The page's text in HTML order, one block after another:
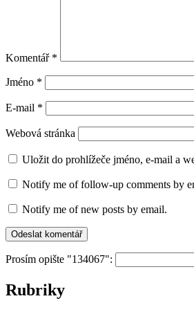
Komentář *
Jméno *
E-mail *
Webová stránka
Uložit do prohlížeče jméno, e-mail a
Notify me of follow-up comments by
Notify me of new posts by email.
Prosím opište "134067":
Rubriky